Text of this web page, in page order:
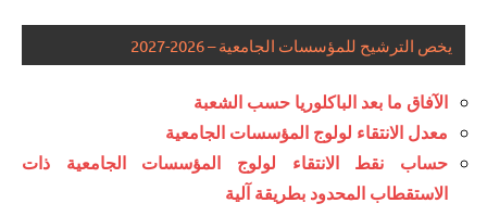
يخص الترشيح للمؤسسات الجامعية – 2026-2027
الآفاق ما بعد الباكلوريا حسب الشعبة
معدل الانتقاء لولوج المؤسسات الجامعية
حساب نقط الانتقاء لولوج المؤسسات الجامعية ذات
الاستقطاب المحدود بطريقة آلية